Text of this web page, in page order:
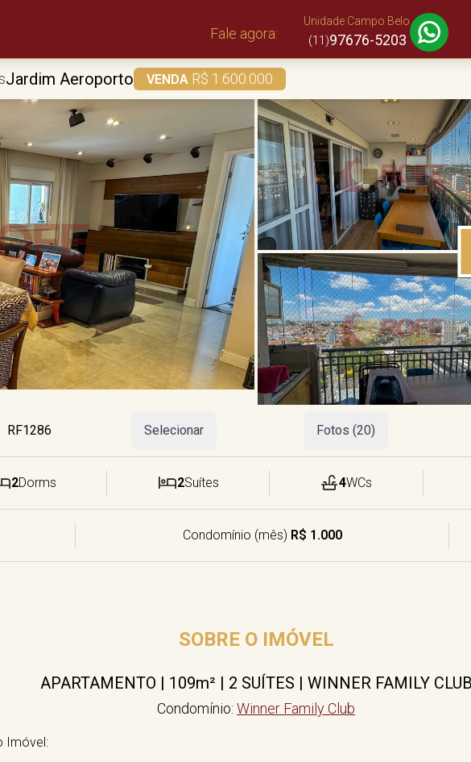
Fale agora:
Unidade Campo Belo
(11)97676-5203
Jardim Aeroporto VENDA R$ 1.600.000
RF1286 Selecionar Fotos (20)
2Dorms 2Suítes 4WCs
Condomínio (mês) R$ 1.000
SOBRE O IMÓVEL
APARTAMENTO | 109m² | 2 SUÍTES | WINNER FAMILY CLUB
Condomínio: Winner Family Club
Imóvel: